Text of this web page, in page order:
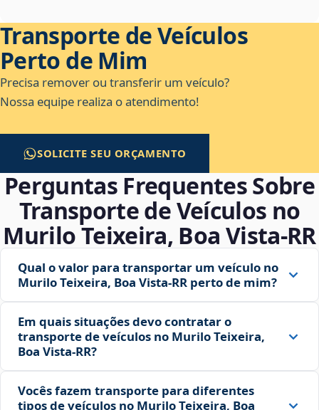
Transporte de Veículos
Perto de Mim
Precisa remover ou transferir um veículo?
Nossa equipe realiza o atendimento!
SOLICITE SEU ORÇAMENTO
Perguntas Frequentes Sobre
Transporte de Veículos no
Murilo Teixeira, Boa Vista‑RR
Qual o valor para transportar um veículo no
Murilo Teixeira, Boa Vista‑RR perto de mim?
Em quais situações devo contratar o
transporte de veículos no Murilo Teixeira,
Boa Vista‑RR?
Vocês fazem transporte para diferentes
tipos de veículos no Murilo Teixeira, Boa